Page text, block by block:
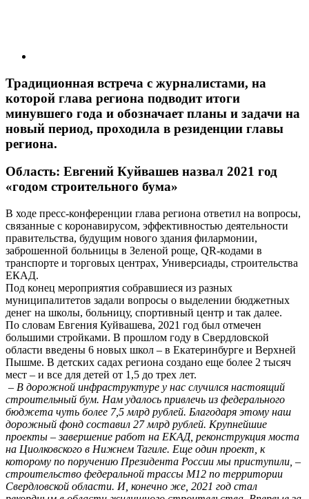
Традиционная встреча с журналистами, на
которой глава региона подводит итоги
минувшего года и обозначает планы и задачи на
новый период, проходила в резиденции главы
региона.
Область: Евгений Куйвашев назвал 2021 год
«годом строительного бума»
В ходе пресс-конференции глава региона ответил на вопросы,
связанные с коронавирусом, эффективностью деятельности
правительства, будущим нового здания филармонии,
заброшенной больницы в Зеленой роще, QR-кодами в
транспорте и торговых центрах, Универсиады, строительства
ЕКАД.
Под конец мероприятия собравшиеся из разных
муниципалитетов задали вопросы о выделении бюджетных
денег на школы, больницу, спортивный центр и так далее.
По словам Евгения Куйвашева, 2021 год был отмечен
большими стройками. В прошлом году в Свердловской
области введены 6 новых школ – в Екатеринбурге и Верхней
Пышме. В детских садах региона создано еще более 2 тысяч
мест – и все для детей от 1,5 до трех лет.
– В дорожной инфраструктуре у нас случился настоящий
строительный бум. Нам удалось привлечь из федерального
бюджета чуть более 7,5 млрд рублей. Благодаря этому наш
дорожный фонд составил 27 млрд рублей. Крупнейшие
проекты – завершение работ на ЕКАД, реконструкция моста
на Циолковского в Нижнем Тагиле. Еще один проект, к
которому по поручению Президента России мы приступили, –
строительство федеральной трассы М12 по территории
Свердловской области. И, конечно же, 2021 год стал